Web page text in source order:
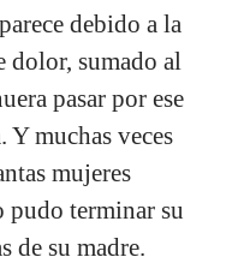
debido a la
dolor, sumado al
pasar por ese
muchas veces
mujeres
pudo terminar su
de su madre.